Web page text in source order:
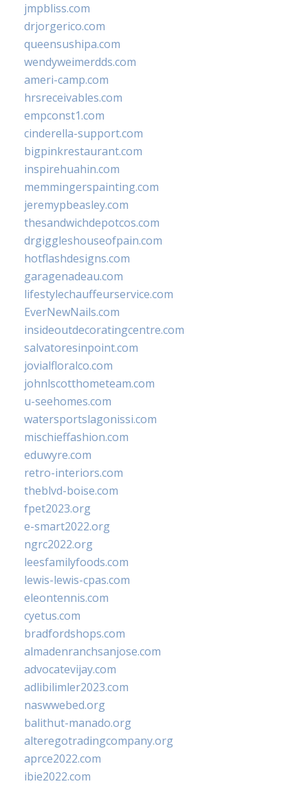
jmpbliss.com
drjorgerico.com
queensushipa.com
wendyweimerdds.com
ameri-camp.com
hrsreceivables.com
empconst1.com
cinderella-support.com
bigpinkrestaurant.com
inspirehuahin.com
memmingerspainting.com
jeremypbeasley.com
thesandwichdepotcos.com
drgiggleshouseofpain.com
hotflashdesigns.com
garagenadeau.com
lifestylechauffeurservice.com
EverNewNails.com
insideoutdecoratingcentre.com
salvatoresinpoint.com
jovialfloralco.com
johnlscotthometeam.com
u-seehomes.com
watersportslagonissi.com
mischieffashion.com
eduwyre.com
retro-interiors.com
theblvd-boise.com
fpet2023.org
e-smart2022.org
ngrc2022.org
leesfamilyfoods.com
lewis-lewis-cpas.com
eleontennis.com
cyetus.com
bradfordshops.com
almadenranchsanjose.com
advocatevijay.com
adlibilimler2023.com
naswwebed.org
balithut-manado.org
alteregotradingcompany.org
aprce2022.com
ibie2022.com